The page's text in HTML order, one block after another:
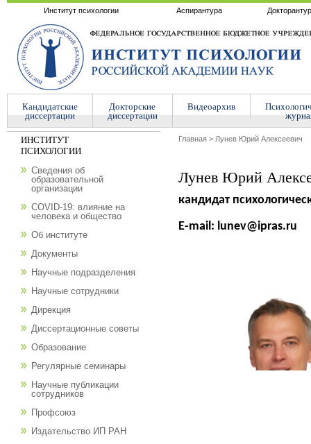
Институт психологии Аспирантура
Кандидатские
диссертации
Докторские
диссертации
Видеоархив
Главная > Лунев Юрий Алексеевич
Лунев Юрий
кандидат
E-mail: lunev@ipras.ru
ИНСТИТУТ
ПСИХОЛОГИИ
Сведения об
образовательной
организации
COVID-19: влияние на
человека и общество
Об институте
Документы
Научные подразделения
Научные сотрудники
Дирекция
Диссертационные советы
Образование
Регулярные семинары
Научные публикации
сотрудников
Профсоюз
Издательство ИП РАН